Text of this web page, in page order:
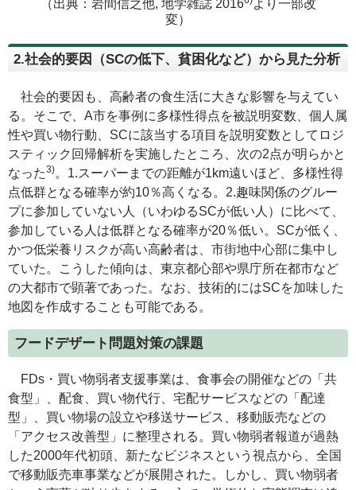
（出典：岩間信之他, 地学雑誌 2016
より一部改
変）
2.社会的要因（SCの低下、貧困化など）から見た分析
社会的要因も、高齢者の食生活に大きな影響を与えてい
る。そこで、A市を事例に多様性得点を被説明変数、個人属
性や買い物行動、SCに該当する項目を説明変数としてロジ
スティック回帰解析を実施したところ、次の2点が明らかと
なった3)。1.スーパーまでの距離が1km遠いほど、多様性得
点低群となる確率が約10％高くなる。2.趣味関係のグルー
プに参加していない人（いわゆるSCが低い人）に比べて、
参加している人は低群となる確率が20％低い。SCが低く、
かつ低栄養リスクが高い高齢者は、市街地中心部に集中し
ていた。こうした傾向は、東京都心部や県庁所在都市など
の大都市で顕著であった。なお、技術的にはSCを加味した
地図を作成することも可能である。
フードデザート問題対策の課題
FDs・買い物弱者支援事業は、食事会の開催などの「共
食型」、配食、買い物代行、宅配サービスなどの「配達
型」、買い物場の設立や移送サービス、移動販売などの
「アクセス改善型」に整理される。買い物弱者報道が過熱
した2000年代初頭、新たなビジネスという視点から、全国
で移動販売車事業などが展開された。しかし、買い物弱者